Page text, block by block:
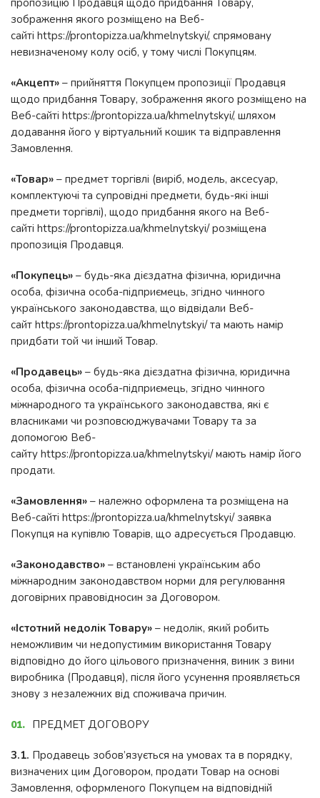
пропозицію Продавця щодо придбання Товару,
зображення якого розміщено на Веб-
сайті https://prontopizza.ua/khmelnytskyi/, спрямовану
невизначеному колу осіб, у тому числі Покупцям.
«Акцепт» – прийняття Покупцем пропозиції Продавця
щодо придбання Товару, зображення якого розміщено на
Веб-сайті https://prontopizza.ua/khmelnytskyi/, шляхом
додавання його у віртуальний кошик та відправлення
Замовлення.
«Товар» – предмет торгівлі (виріб, модель, аксесуар,
комплектуючі та супровідні предмети, будь-які інші
предмети торгівлі), щодо придбання якого на Веб-
сайті https://prontopizza.ua/khmelnytskyi/ розміщена
пропозиція Продавця.
«Покупець» – будь-яка дієздатна фізична, юридична
особа, фізична особа-підприємець, згідно чинного
українського законодавства, що відвідали Веб-
сайт https://prontopizza.ua/khmelnytskyi/ та мають намір
придбати той чи інший Товар.
«Продавець» – будь-яка дієздатна фізична, юридична
особа, фізична особа-підприємець, згідно чинного
міжнародного та українського законодавства, які є
власниками чи розповсюджувачами Товару та за
допомогою Веб-
сайту https://prontopizza.ua/khmelnytskyi/ мають намір його
продати.
«Замовлення» – належно оформлена та розміщена на
Веб-сайті https://prontopizza.ua/khmelnytskyi/ заявка
Покупця на купівлю Товарів, що адресується Продавцю.
«Законодавство» – встановлені українським або
міжнародним законодавством норми для регулювання
договірних правовідносин за Договором.
«Істотний недолік Товару» – недолік, який робить
неможливим чи недопустимим використання Товару
відповідно до його цільового призначення, виник з вини
виробника (Продавця), після його усунення проявляється
знову з незалежних від споживача причин.
ПРЕДМЕТ ДОГОВОРУ
3.1. Продавець зобов’язується на умовах та в порядку,
визначених цим Договором, продати Товар на основі
Замовлення, оформленого Покупцем на відповідній